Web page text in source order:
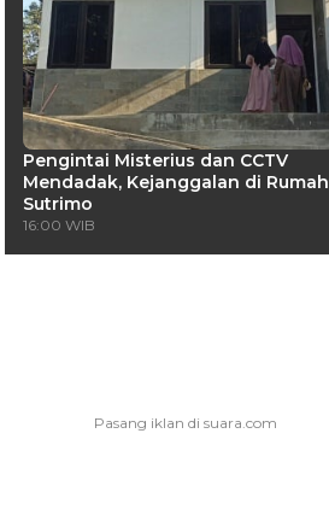
Pengintai Misterius dan CCTV
Mendadak, Kejanggalan di Rumah
Sutrimo
16:00 WIB